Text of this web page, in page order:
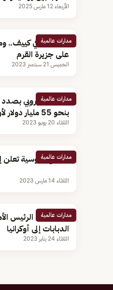
الأربعاء 12 مارس 2025
مدارات عالمية
انفجارات في كييف..
على جزيرة القرم
الخميس 21 سبتمبر 2023
مدارات عالمية
الاتحاد الأوروبي
بنحو 55 مليار دولار لأوكرانيا
الثلاثاء 20 يونيو 2023
مدارات عالمية
الدفاع الروسية تعلن إسقاط 17
الثلاثاء 14 مارس 2023
مدارات عالمية
البنتاجون: الرئيس
الدبابات إلى أوكرانيا
الثلاثاء 24 يناير 2023